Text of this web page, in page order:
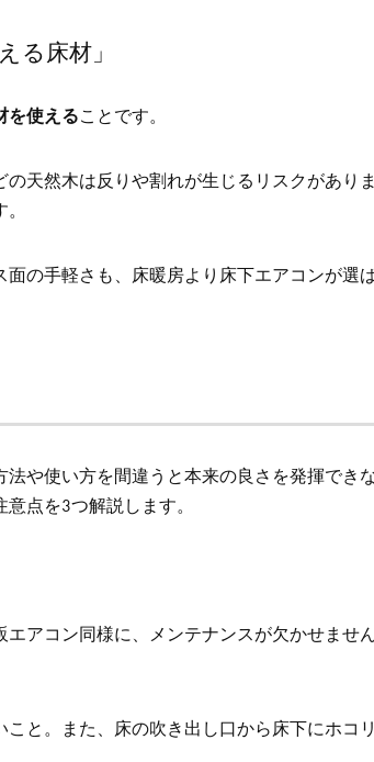
る床材」
を使えることです。
天然木は反りや割れが生じるリスクがあり
の手軽さも、床暖房より床下エアコンが選
や使い方を間違うと本来の良さを発揮できな
点を3つ解説します。
アコン同様に、メンテナンスが欠かせませ
と。また、床の吹き出し口から床下にホコ